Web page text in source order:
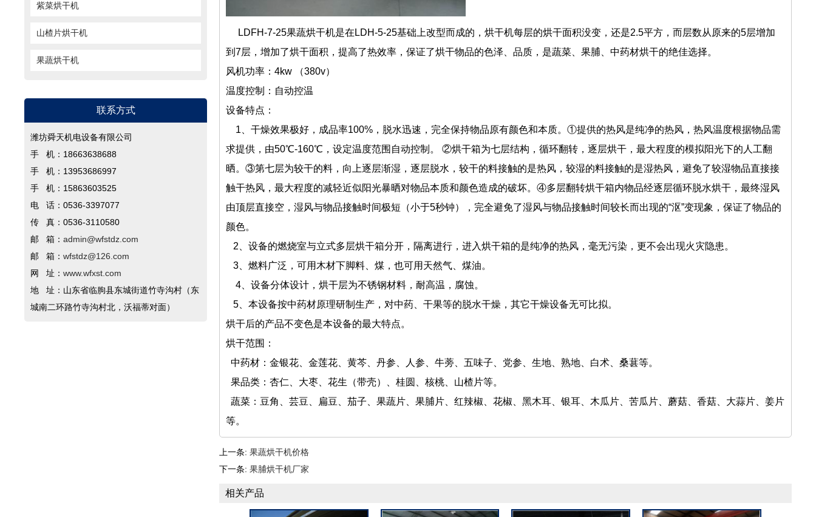
紫菜烘干机
山楂片烘干机
果蔬烘干机
联系方式
潍坊舜天机电设备有限公司
手 机：18663638688
手 机：13953686997
手 机：15863603525
电 话：0536-3397077
传 真：0536-3110580
邮 箱：admin@wfstdz.com
邮 箱：wfstdz@126.com
网 址：www.wfxst.com
地 址：山东省临朐县东城街道竹寺沟村（东
城南二环路竹寺沟村北，沃福蒂对面）
LDFH-7-25果蔬烘干机是在LDH-5-25基础上改型而成的，烘干机每层的烘干面积没变，还是2.5平方，而层数从原来的5层增加
到7层，增加了烘干面积，提高了热效率，保证了烘干物品的色泽、品质，是蔬菜、果脯、中药材烘干的绝佳选择。
风机功率：4kw （380v）
温度控制：自动控温
设备特点：
1、干燥效果极好，成品率100%，脱水迅速，完全保持物品原有颜色和本质。①提供的热风是纯净的热风，热风温度根据物品需
求提供，由50℃-160℃，设定温度范围自动控制。
②烘干箱为七层结构，循环翻转，逐层烘干，最大程度的模拟阳光下的人工翻
晒。③第七层为较干的料，向上逐层渐湿，逐层脱水，较干的料接触的是热风，较湿的料接触的是湿热风，避免了较湿物品直接接
触干热风，最大程度的减轻近似阳光暴晒对物品本质和颜色造成的破坏。④多层翻转烘干箱内物品经逐层循环脱水烘干，最终湿风
由顶层直接空，湿风与物品接触时间极短（小于5秒钟），完全避免了湿风与物品接触时间较长而出现的“沤”变现象，保证了物品的
颜色。
2、设备的燃烧室与立式多层烘干箱分开，隔离进行，进入烘干箱的是纯净的热风，毫无污染，更不会出现火灾隐患。
3、燃料广泛，可用木材下脚料、煤，也可用天然气、煤油。
4、设备分体设计，烘干层为不锈钢材料，耐高温，腐蚀。
5、本设备按中药材原理研制生产，对中药、干果等的脱水干燥，其它干燥设备无可比拟。
烘干后的产品不变色是本设备的最大特点。
烘干范围：
中药材：金银花、金莲花、黄芩、丹参、人参、牛蒡、五味子、党参、生地、熟地、白术、桑葚等。
果品类：杏仁、大枣、花生（带壳）、桂圆、核桃、山楂片等。
蔬菜：豆角、芸豆、扁豆、茄子、果蔬片、果脯片、红辣椒、花椒、黑木耳、银耳、木瓜片、苦瓜片、蘑菇、香菇、大蒜片、姜片
等。
上一条:果蔬烘干机价格
下一条:果脯烘干机厂家
相关产品